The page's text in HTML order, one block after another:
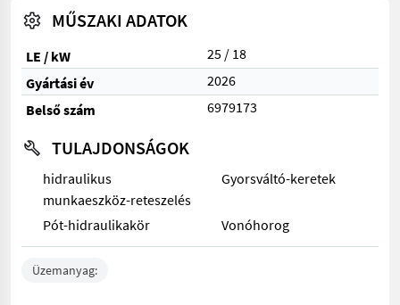
MŰSZAKI ADATOK
LE / kW
25 / 18
Gyártási év
2026
Belső szám
6979173
TULAJDONSÁGOK
hidraulikus
munkaeszköz-reteszelés
Gyorsváltó-keretek
Pót-hidraulikakör Vonóhorog
Üzemanyag: